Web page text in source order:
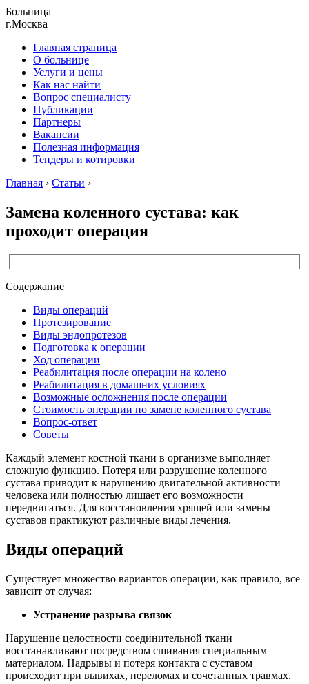
Больница
г.Москва
Главная страница
О больнице
Услуги и цены
Как нас найти
Вопрос специалисту
Публикации
Партнеры
Вакансии
Полезная информация
Тендеры и котировки
Главная › Статьи ›
Замена коленного сустава: как
проходит операция
Содержание
Виды операций
Протезирование
Виды эндопротезов
Подготовка к операции
Ход операции
Реабилитация после операции на колено
Реабилитация в домашних условиях
Возможные осложнения после операции
Стоимость операции по замене коленного сустава
Вопрос-ответ
Советы
Каждый элемент костной ткани в организме выполняет
сложную функцию. Потеря или разрушение коленного
сустава приводит к нарушению двигательной активности
человека или полностью лишает его возможности
передвигаться. Для восстановления хрящей или замены
суставов практикуют различные виды лечения.
Виды операций
Существует множество вариантов операции, как правило, все
зависит от случая:
Устранение разрыва связок
Нарушение целостности соединительной ткани
восстанавливают посредством сшивания специальным
материалом. Надрывы и потеря контакта с суставом
происходит при вывихах, переломах и сочетанных травмах.